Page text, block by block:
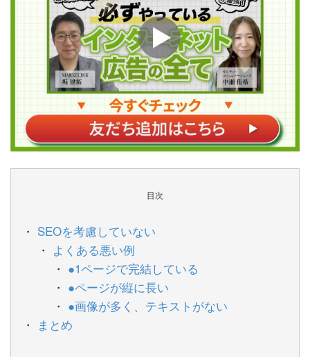
目次
SEOを考慮していない
よくある悪い例
●1ページで完結している
●ページが縦に長い
●画像が多く、テキストがない
まとめ